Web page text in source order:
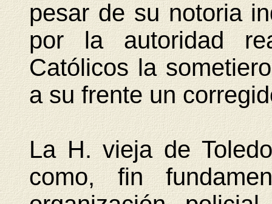
pesar de su notoria
por la autoridad
Católicos la
a su frente un
La H. vieja de
como, fin